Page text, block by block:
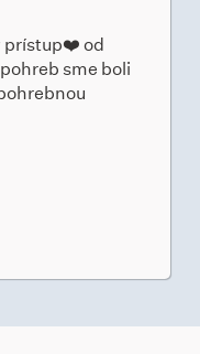
prístup❤️ od
sme boli